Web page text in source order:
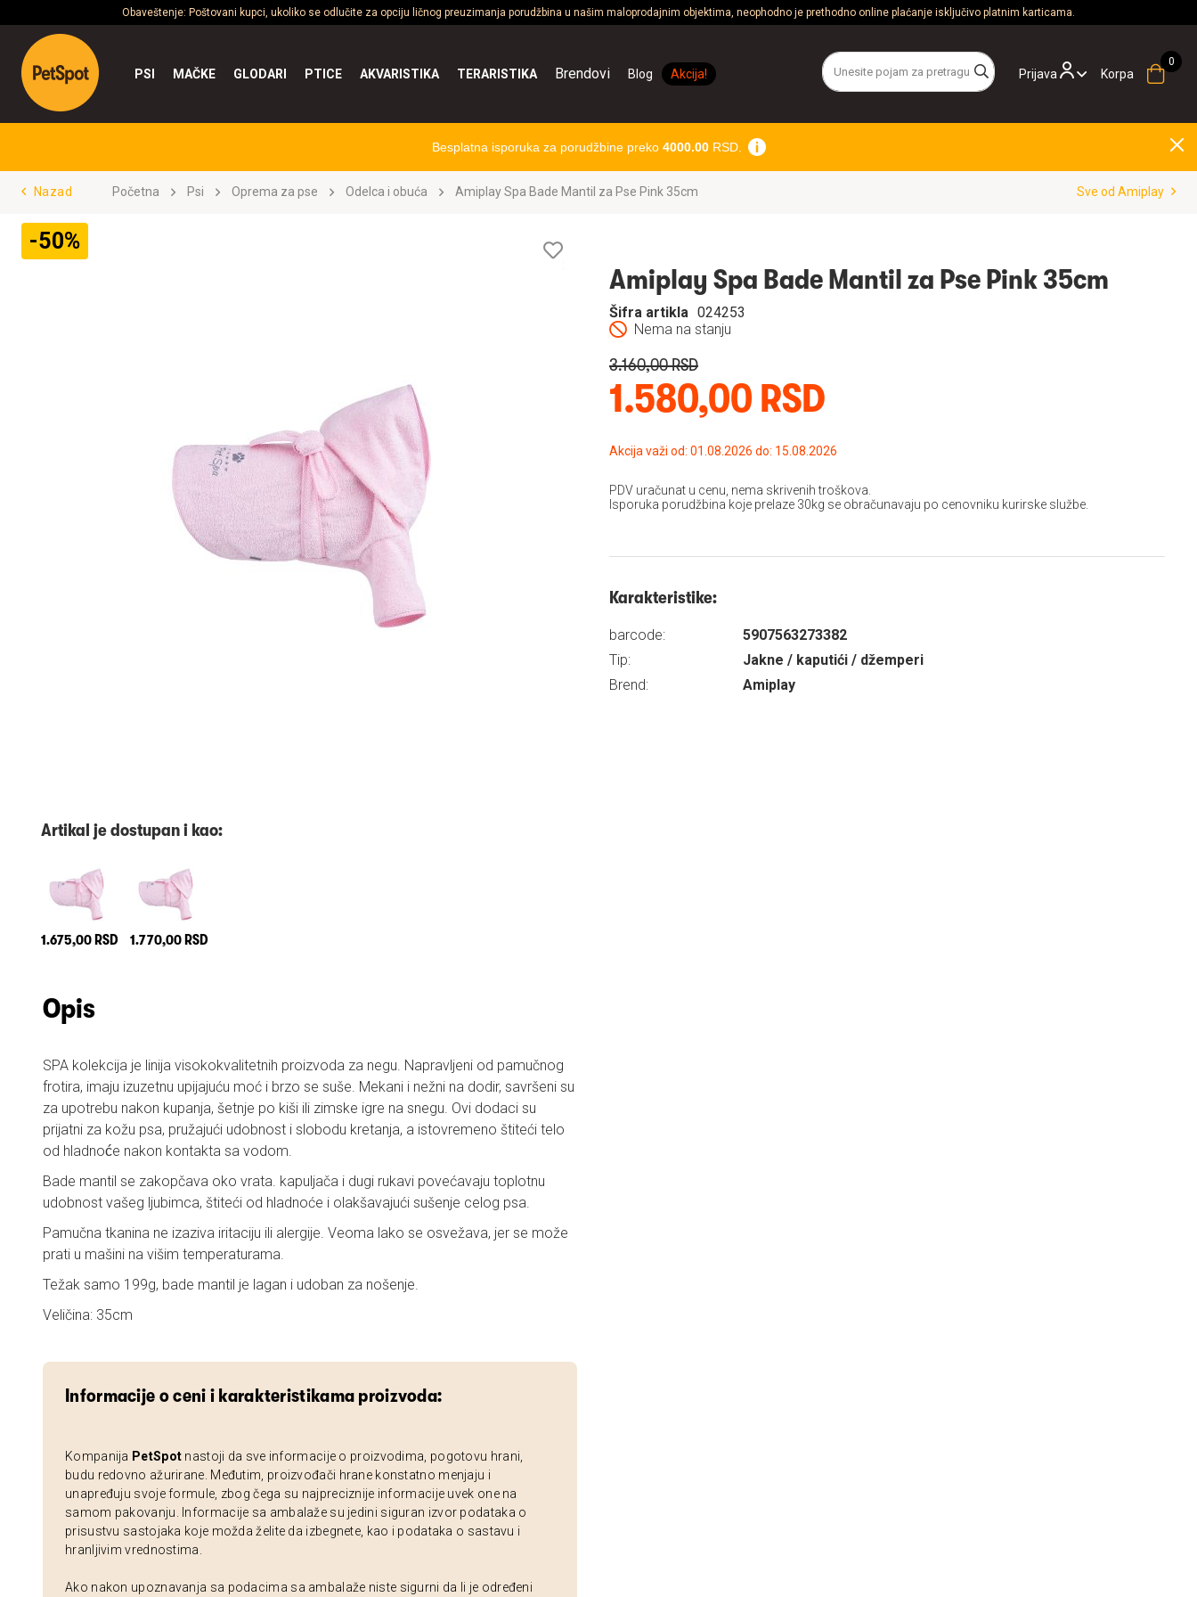
Obaveštenje: Poštovani kupci, ukoliko se odlučite za opciju ličnog preuzimanja porudžbina u našim maloprodajnim objektima, neophodno je prethodno online plaćanje isključivo platnim karticama.
Prijava
PSI MAČKE GLODARI PTICE AKVARISTIKA TERARISTIKA Brendovi Blog Akcija! Korpa
Besplatna isporuka za porudžbine preko 4000.00RSD.
Nazad Početna Psi Oprema za pse Odelca i obuća Amiplay Spa Bade Mantil za Pse Pink 35cm Sve od Amiplay
-50%
Artikal je dostupan i kao:
1.675,00 RSD 1.770,00 RSD
Opis
SPA kolekcija je linija visokokvalitetnih proizvoda za negu. Napravljeni od pamučnog
frotira, imaju izuzetnu upijajuću moć i brzo se suše. Mekani i nežni na dodir, savršeni su
za upotrebu nakon kupanja, šetnje po kiši ili zimske igre na snegu. Ovi dodaci su
prijatni za kožu psa, pružajući udobnost i slobodu kretanja, a istovremeno štiteći telo
od hladnoće nakon kontakta sa vodom.
Bade mantil se zakopčava oko vrata. kapuljača i dugi rukavi povećavaju toplotnu
udobnost vašeg ljubimca, štiteći od hladnoće i olakšavajući sušenje celog psa.
Pamučna tkanina ne izaziva iritaciju ili alergije. Veoma lako se osvežava, jer se može
prati u mašini na višim temperaturama.
Težak samo 199g, bade mantil je lagan i udoban za nošenje.
Veličina: 35cm
Informacije o ceni i karakteristikama proizvoda:
Kompanija PetSpot nastoji da sve informacije o proizvodima, pogotovu hrani,
budu redovno ažurirane. Međutim, proizvođači hrane konstatno menjaju i
unapređuju svoje formule, zbog čega su najpreciznije informacije uvek one na
samom pakovanju. Informacije sa ambalaže su jedini siguran izvor podataka o
prisustvu sastojaka koje možda želite da izbegnete, kao i podataka o sastavu i
hranljivim vrednostima.
Ako nakon upoznavanja sa podacima sa ambalaže niste sigurni da li je određeni
želja
Amiplay Spa Bade Mantil za Pse Pink 35cm
Nema na stanju
Šifra artikla 024253
1.580,00 RSD
3.160,00 RSD
Akcija važi od: 01.08.2026 do: 15.08.2026
PDV uračunat u cenu, nema skrivenih troškova.
Isporuka porudžbina koje prelaze 30kg se obračunavaju po cenovniku kurirske službe.
Karakteristike:
barcode:
5907563273382
Tip:
Jakne / kaputići / džemperi
Brend:
Amiplay